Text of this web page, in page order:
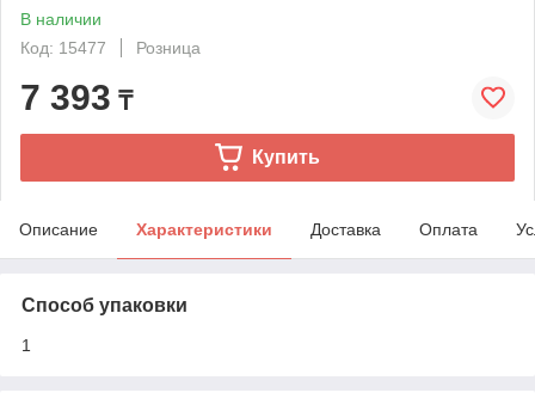
В наличии
Код: 15477
Розница
7 393 ₸
Купить
Описание Характеристики Доставка Оплата
Способ упаковки
1